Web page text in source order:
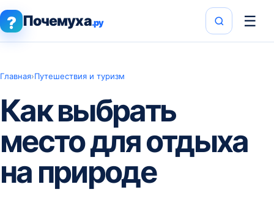
? Почемуха.ру ☰
Главная›Путешествия и туризм
Как выбрать
место для отдыха
на природе